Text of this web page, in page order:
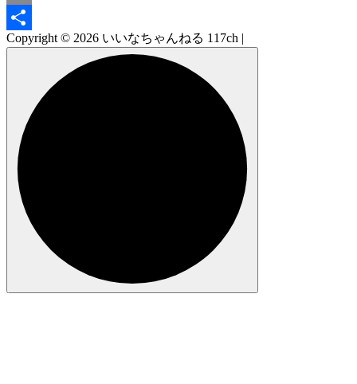
Email
共
Copyright © 2026 いいなちゃんねる 117ch |